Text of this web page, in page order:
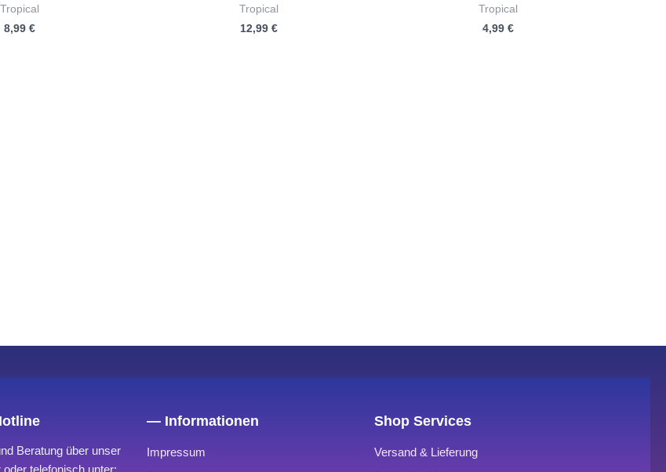
Tropical
8,99 €
Bewertet
Tropical
12,99 €
Bewertet
Tropical
4,99 €
Beratung über unser
oder telefonisch unter:
— Informationen
Impressum
Shop Services
Versand & Lieferung